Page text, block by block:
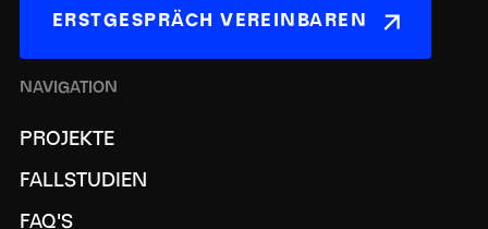
ERSTGESPRÄCH VEREINBAREN
NAVIGATION
PROJEKTE
FALLSTUDIEN
FAQ'S